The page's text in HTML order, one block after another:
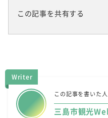
この記事を共有する
Writer
この記事を書いた人
三島市観光